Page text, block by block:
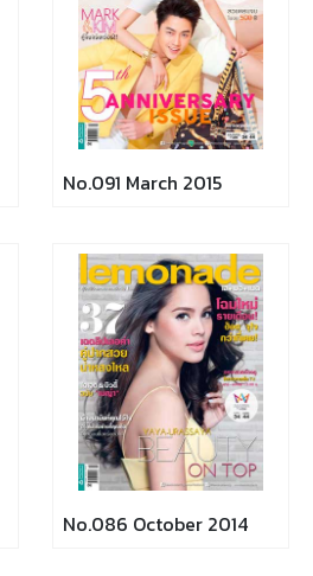
No.091 March 2015
No.086 October 2014